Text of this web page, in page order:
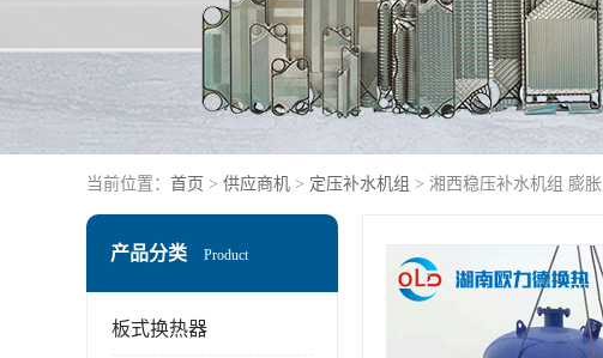
当前位置： 首页 > 供应商机 > 定压补水机组 > 湘西稳压补水机组 膨胀
产品分类 Product
板式换热器